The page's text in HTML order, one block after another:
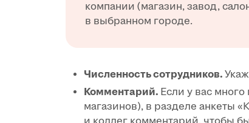
компании (магазин, завод,
в выбранном городе.
Численность сотрудников.
Комментарий. Если у вас
магазинов), в разделе анкеты